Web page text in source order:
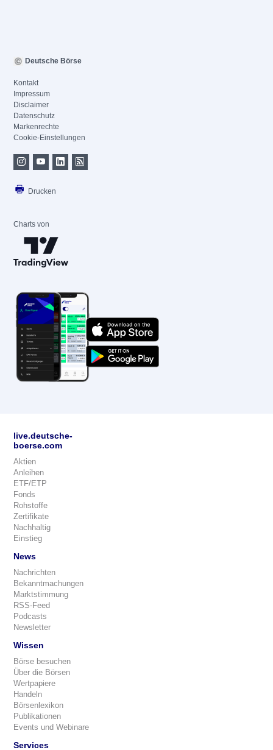
Deutsche Börse
Kontakt
Impressum
Disclaimer
Datenschutz
Markenrechte
Cookie-Einstellungen
Drucken
Charts von
live.deutsche-
boerse.com
Aktien
Anleihen
ETF/ETP
Fonds
Rohstoffe
Zertifikate
Nachhaltig
Einstieg
News
Nachrichten
Bekanntmachungen
Marktstimmung
RSS-Feed
Podcasts
Newsletter
Wissen
Börse besuchen
Über die Börsen
Wertpapiere
Handeln
Börsenlexikon
Publikationen
Events und Webinare
Services